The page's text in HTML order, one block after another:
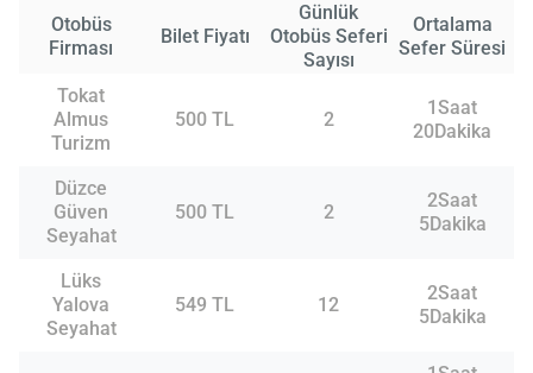
Otobüs
Firması
Bilet Fiyatı
Günlük
Otobüs Seferi
Sayısı
Ortalama
Sefer Süresi
Tokat
Almus
Turizm
500 TL 2
1Saat
20Dakika
Düzce
Güven
Seyahat
500 TL 2
2Saat
5Dakika
Lüks
Yalova
Seyahat
549 TL 12
2Saat
5Dakika